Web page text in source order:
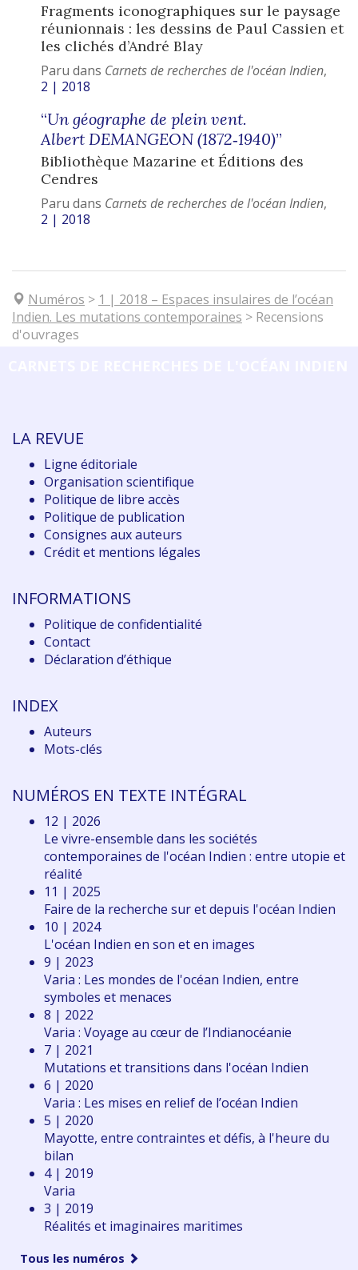
Fragments iconographiques sur le paysage
réunionnais : les dessins de Paul Cassien et
les clichés d’André Blay
Paru dans Carnets de recherches de l'océan Indien,
2 | 2018
“Un géographe de plein vent.
Albert DEMANGEON (1872‑1940)”
Bibliothèque Mazarine et Éditions des
Cendres
Paru dans Carnets de recherches de l'océan Indien,
2 | 2018
Numéros > 1 | 2018 – Espaces insulaires de l’océan
Indien. Les mutations contemporaines > Recensions
d'ouvrages
LA REVUE
Ligne éditoriale
Organisation scientifique
Politique de libre accès
Politique de publication
Consignes aux auteurs
Crédit et mentions légales
INFORMATIONS
Politique de confidentialité
Contact
Déclaration d’éthique
INDEX
Auteurs
Mots-clés
NUMÉROS EN TEXTE INTÉGRAL
12 | 2026
Le vivre-ensemble dans les sociétés
contemporaines de l'océan Indien : entre utopie et
réalité
11 | 2025
Faire de la recherche sur et depuis l'océan Indien
10 | 2024
L'océan Indien en son et en images
9 | 2023
Varia : Les mondes de l'océan Indien, entre
symboles et menaces
8 | 2022
Varia : Voyage au cœur de l’Indianocéanie
7 | 2021
Mutations et transitions dans l'océan Indien
6 | 2020
Varia : Les mises en relief de l’océan Indien
5 | 2020
Mayotte, entre contraintes et défis, à l'heure du
bilan
4 | 2019
Varia
3 | 2019
Réalités et imaginaires maritimes
Tous les numéros